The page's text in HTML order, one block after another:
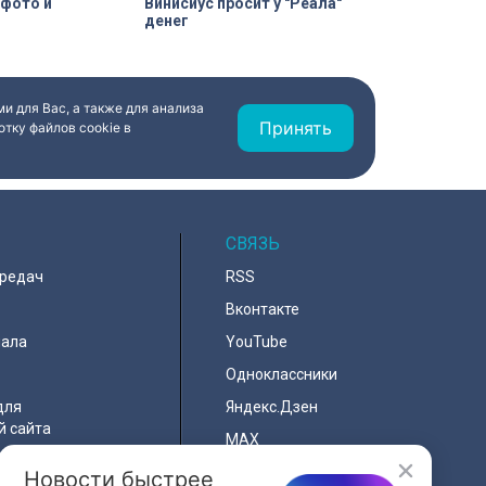
денег
Новости быстрее
для Вас, а также для анализа
файлов cookie в
Принять
сайта
СВЯЗЬ
RSS
Вконтакте
YouTube
Одноклассники
Яндекс.Дзен
MAX